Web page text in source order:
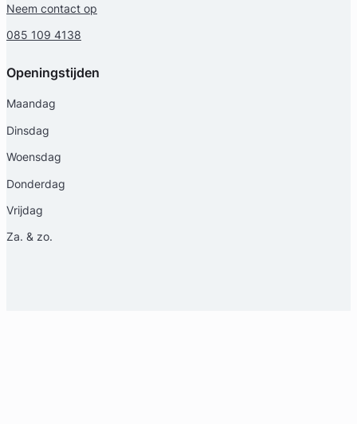
Neem contact op
085 109 4138
Openingstijden
Maandag
Dinsdag
Woensdag
Donderdag
Vrijdag
Za. & zo.